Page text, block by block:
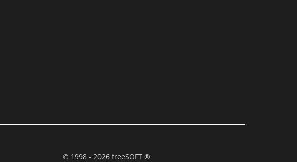
© 1998 - 2026 freeSOFT ®